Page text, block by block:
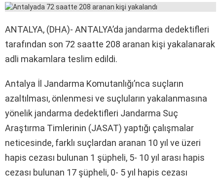
ANTALYA, (DHA)- ANTALYA’da jandarma dedektifleri
tarafından son 72 saatte 208 aranan kişi yakalanarak
adli makamlara teslim edildi.
Antalya İl Jandarma Komutanlığı’nca suçların
azaltılması, önlenmesi ve suçluların yakalanmasına
yönelik jandarma dedektifleri Jandarma Suç
Araştırma Timlerinin (JASAT) yaptığı çalışmalar
neticesinde, farklı suçlardan aranan 10 yıl ve üzeri
hapis cezası bulunan 1 şüpheli, 5- 10 yıl arası hapis
cezası bulunan 17 şüpheli, 0- 5 yıl hapis cezası